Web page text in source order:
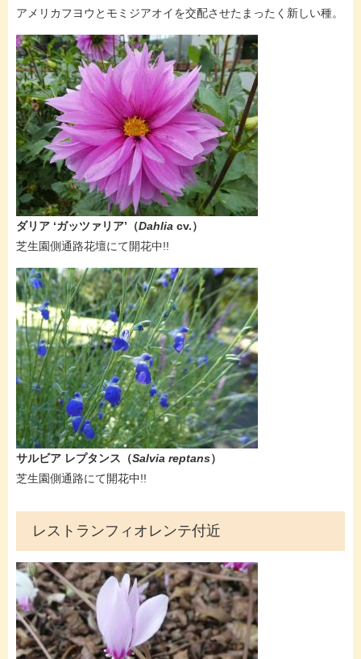
​アメリカフヨウとモミジアオイを交配させたまったく新しい種。
​ダリア ‘ガッツァリア’​（Dahlia cv.​）
芝生園側通路花壇にて開花中!!
サルビア レプタンス​（Salvia reptans）
芝生園側通路にて開花中!!
レストランフィオレンテ付近